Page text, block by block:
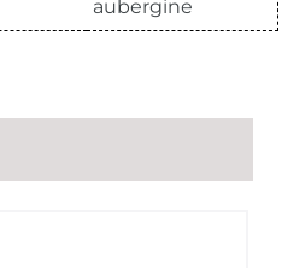
aubergine